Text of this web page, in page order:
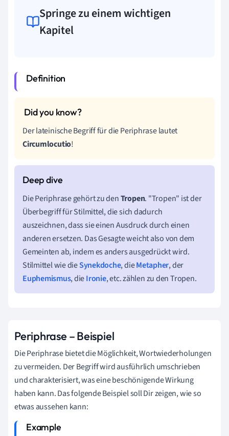
Springe zu einem wichtigen
Kapitel
Der lateinische Begriff für die Periphrase lautet
Circumlocutio!
Die Periphrase gehört zu denTropen. "Tropen" ist der
Überbegriff für Stilmittel, die sich dadurch
auszeichnen, dass sie einen Ausdruck durch einen
anderen ersetzen. Das Gesagte weicht also von dem
Gemeinten ab, indem es anders ausgedrückt wird.
Stilmittel wie dieSynekdoche, dieMetapher, der
Euphemismus, dieIronie, etc. zählen zu den Tropen.
Periphrase – Beispiel
Die Periphrase bietet die Möglichkeit, Wortwiederholungen
zu vermeiden. Der Begriff wird ausführlich umschrieben
und charakterisiert, was eine beschönigende Wirkung
haben kann. Das folgende Beispiel soll Dir zeigen, wie so
etwas aussehen kann: